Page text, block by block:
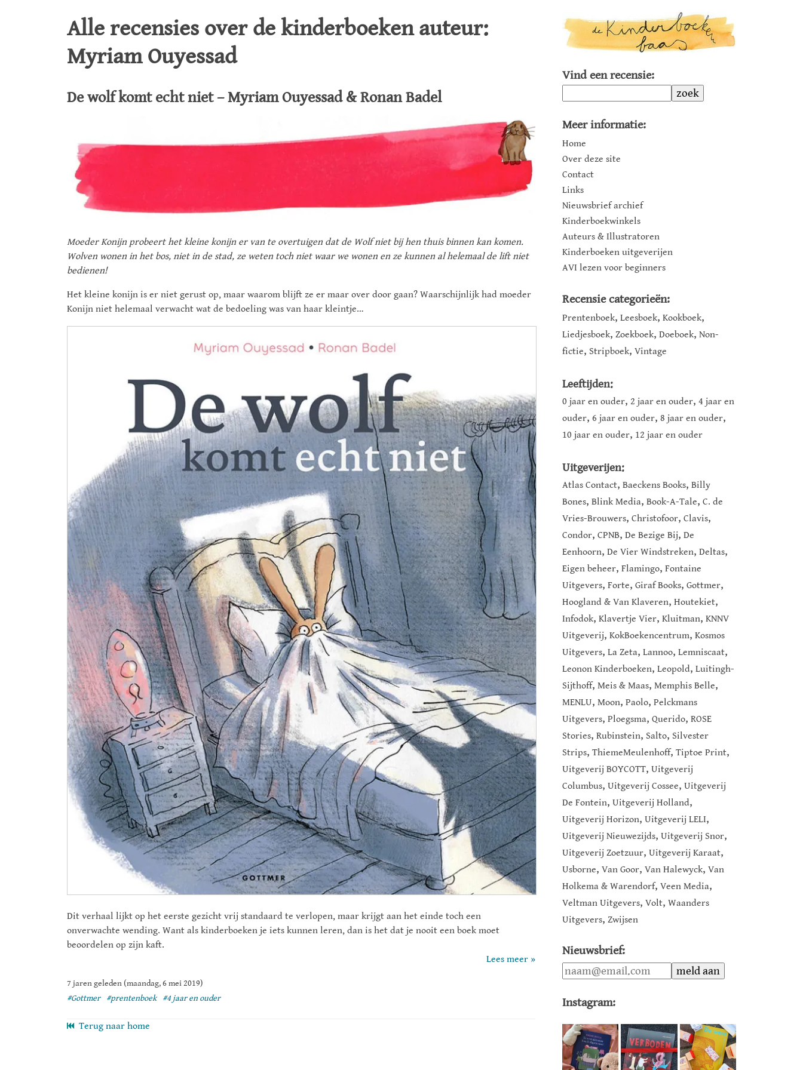
Alle recensies over de kinderboeken auteur:
Myriam Ouyessad
De wolf komt echt niet – Myriam Ouyessad & Ronan Badel
Moeder Konijn probeert het kleine konijn er van te overtuigen dat de Wolf niet bij hen thuis binnen kan komen.
Wolven wonen in het bos, niet in de stad, ze weten toch niet waar we wonen en ze kunnen al helemaal de lift niet
bedienen!
Het kleine konijn is er niet gerust op, maar waarom blijft ze er maar over door gaan? Waarschijnlijk had moeder
Konijn niet helemaal verwacht wat de bedoeling was van haar kleintje…
Dit verhaal lijkt op het eerste gezicht vrij standaard te verlopen, maar krijgt aan het einde toch een
onverwachte wending. Want als kinderboeken je iets kunnen leren, dan is het dat je nooit een boek moet
beoordelen op zijn kaft.
Lees meer »
7 jaren geleden (maandag, 6 mei 2019)
#Gottmer
#prentenboek #4 jaar en ouder
Terug naar home
Vind een recensie:
zoek
Meer informatie:
Home
Over deze site
Contact
Links
Nieuwsbrief archief
Kinderboekwinkels
Auteurs & Illustratoren
Kinderboeken uitgeverijen
AVI lezen voor beginners
Recensie categorieën:
Prentenboek, Leesboek, Kookboek,
Liedjesboek, Zoekboek, Doeboek, Non-
fictie, Stripboek, Vintage
Leeftijden:
0 jaar en ouder, 2 jaar en ouder, 4 jaar en
ouder, 6 jaar en ouder, 8 jaar en ouder,
10 jaar en ouder, 12 jaar en ouder
Uitgeverijen:
Atlas Contact, Baeckens Books, Billy
Bones, Blink Media, Book-A-Tale, C. de
Vries-Brouwers, Christofoor, Clavis,
Condor, CPNB, De Bezige Bij, De
Eenhoorn, De Vier Windstreken, Deltas,
Eigen beheer, Flamingo, Fontaine
Uitgevers, Forte, Giraf Books, Gottmer,
Hoogland & Van Klaveren, Houtekiet,
Infodok, Klavertje Vier, Kluitman, KNNV
Uitgeverij, KokBoekencentrum, Kosmos
Uitgevers, La Zeta, Lannoo, Lemniscaat,
Leonon Kinderboeken, Leopold, Luitingh-
Sijthoff, Meis & Maas, Memphis Belle,
MENLU, Moon, Paolo, Pelckmans
Uitgevers, Ploegsma, Querido, ROSE
Stories, Rubinstein, Salto, Silvester
Strips, ThiemeMeulenhoff, Tiptoe Print,
Uitgeverij BOYCOTT, Uitgeverij
Columbus, Uitgeverij Cossee, Uitgeverij
De Fontein, Uitgeverij Holland,
Uitgeverij Horizon, Uitgeverij LELI,
Uitgeverij Nieuwezijds, Uitgeverij Snor,
Uitgeverij Zoetzuur, Uitgeverij Karaat,
Usborne, Van Goor, Van Halewyck, Van
Holkema & Warendorf, Veen Media,
Veltman Uitgevers, Volt, Waanders
Uitgevers, Zwijsen
Nieuwsbrief:
Instagram: